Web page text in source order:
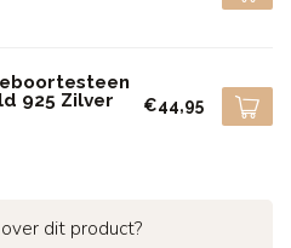
925 Zilver
€44,95
dit product?